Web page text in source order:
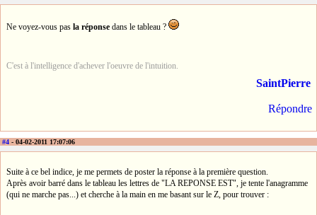
Ne voyez-vous pas la réponse dans le tableau ?
C'est à l'intelligence d'achever l'oeuvre de l'intuition.
SaintPierre
Répondre
#4 - 04-02-2011 17:07:06
Suite à ce bel indice, je me permets de poster la réponse à la première question.
Après avoir barré dans le tableau les lettres de "LA REPONSE EST", je tente l'anagramme
(qui ne marche pas...) et cherche à la main en me basant sur le Z, pour trouver :